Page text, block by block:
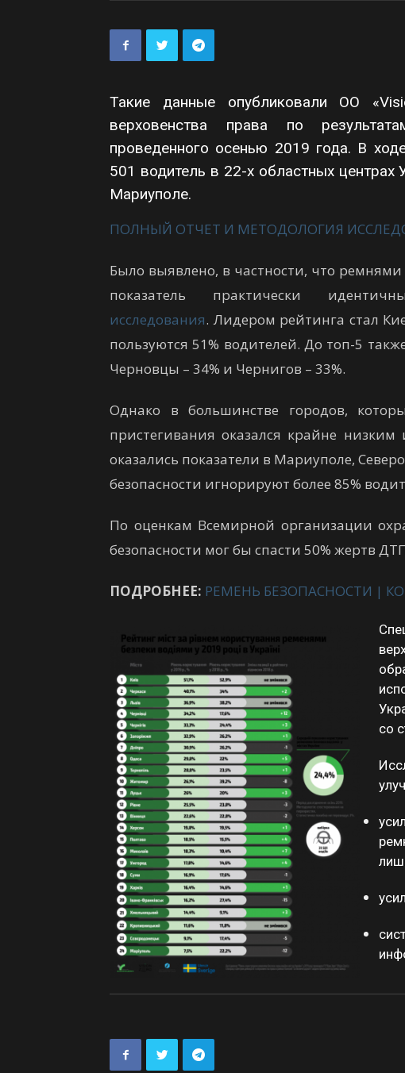
Такие данные опубликовали ОО
верховенства права по
проведенного осенью 2019 года. В
501 водитель в 22-х областных
Мариуполе.
ПОЛНЫЙ ОТЧЕТ И МЕТОДОЛОГИЯ
Было выявлено, в частности, что
показатель практически
исследования. Лидером рейтинга стал
пользуются 51% водителей. До топ-5
Черновцы – 34% и Чернигов – 33%.
Однако в большинстве городов,
пристегивания оказался крайне
оказались показатели в Мариуполе,
безопасности игнорируют более 85%
По оценкам Всемирной организации
безопасности мог бы спасти 50% жертв
ПОДРОБНЕЕ: РЕМЕНЬ БЕЗОПАСНОСТИ |
со